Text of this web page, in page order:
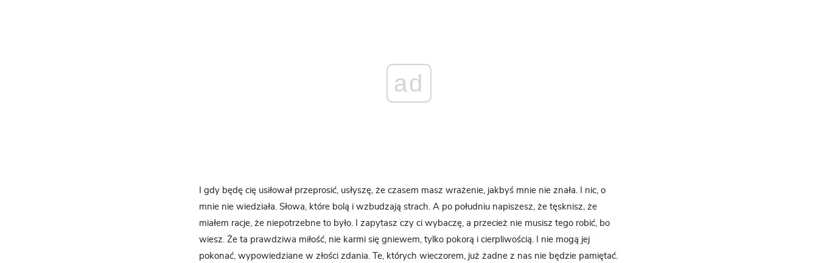
ad
I gdy będę cię usiłował przeprosić, usłyszę, że czasem masz wrażenie, jakbyś mnie nie znała. I nic, o
mnie nie wiedziała. Słowa, które bolą i wzbudzają strach. A po południu napiszesz, że tęsknisz, że
miałem racje, że niepotrzebne to było. I zapytasz czy ci wybaczę, a przecież nie musisz tego robić, bo
wiesz. Że ta prawdziwa miłość, nie karmi się gniewem, tylko pokorą i cierpliwością. I nie mogą jej
pokonać, wypowiedziane w złości zdania. Te, których wieczorem, już żadne z nas nie będzie pamiętać.